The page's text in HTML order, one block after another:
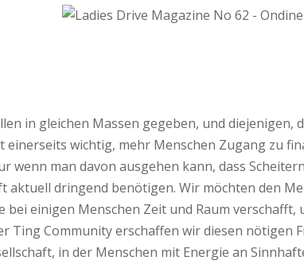
in gleichen Massen gegeben, und
wichtig, mehr Menschen Zugang zu
wenn man davon ausgehen kann, dass
aktuell dringend benötigen. Wir möchten den
bei einigen Menschen Zeit und Raum
Ting Community erschaffen wir diesen nötigen
in der Menschen mit Energie an